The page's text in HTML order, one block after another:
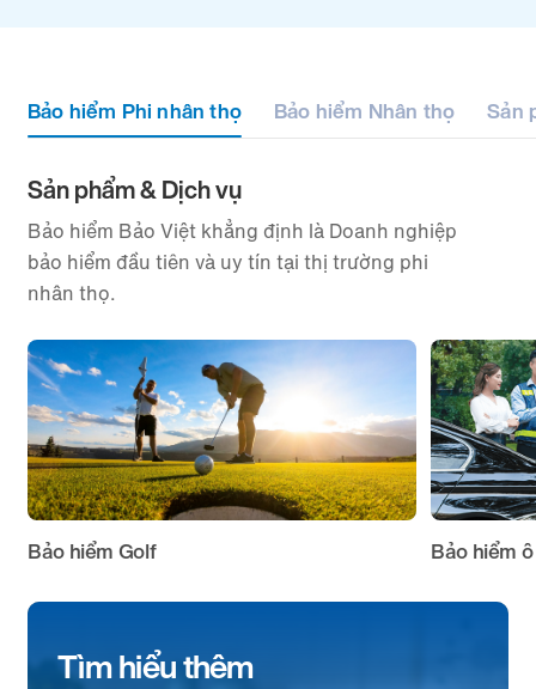
Bảo hiểm Phi nhân thọ Bảo hiểm Nhân thọ Sản
Sản phẩm & Dịch vụ
Bảo hiểm Bảo Việt khẳng định là Doanh nghiệp
bảo hiểm đầu tiên và uy tín tại thị trường phi
nhân thọ.
Bảo hiểm Golf Bảo hiểm
Tìm hiểu thêm